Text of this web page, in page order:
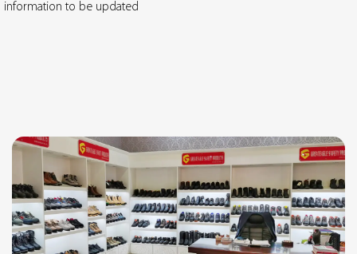
poate preveni abraziunile sau supraîncălzirea cauzate de
internaționale de siguranță, precum ISO 9001, ISO 20345 și alte
certificări, pentru a se asigura că, în același timp asigurând
eficiența și confortul în muncă, sunt îmbunătățite siguranța
muncii. Genunchierele de siguranță Greateagle și alte serii de
produse reprezintă o parte importantă a domeniului
information to be updated